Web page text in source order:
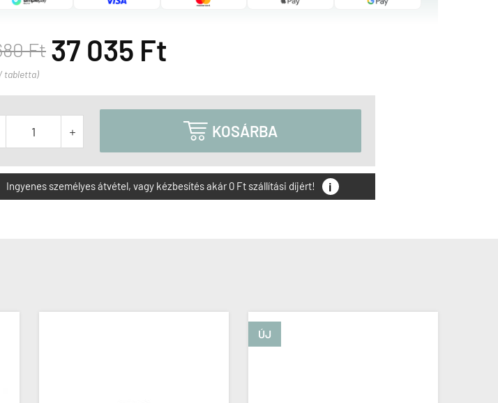
Ft 37 035 Ft
tabletta)
  KOSÁRBA
Ingyenes személyes átvétel, vagy kézbesítés akár 0 Ft szállítási díjért! i
ÚJ